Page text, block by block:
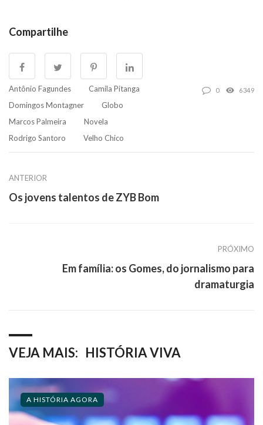
Compartilhe
Antônio Fagundes
Camila Pitanga
Domingos Montagner
Globo
Marcos Palmeira
Novela
Rodrigo Santoro
Velho Chico
0 6349
ANTERIOR
Os jovens talentos de ZYB Bom
PRÓXIMO
Em família: os Gomes, do jornalismo para
dramaturgia
VEJA MAIS: HISTÓRIA VIVA
A HISTÓRIA AGORA